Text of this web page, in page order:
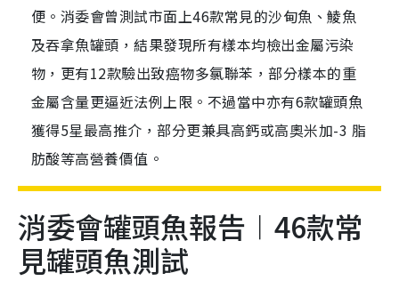
便。消委會曾測試市面上46款常見的沙甸魚、鯪魚
及吞拿魚罐頭，結果發現所有樣本均檢出金屬污染
物，更有12款驗出致癌物多氯聯苯，部分樣本的重
金屬含量更逼近法例上限。不過當中亦有6款罐頭魚
獲得5星最高推介，部分更兼具高鈣或高奧米加-3 脂
肪酸等高營養價值。
消委會罐頭魚報告︱46款常
見罐頭魚測試